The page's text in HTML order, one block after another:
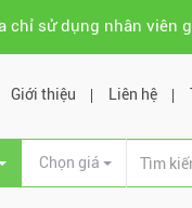
chỉ sử dụng nhân viên
Giới thiệu Liên hệ
Chọn giá